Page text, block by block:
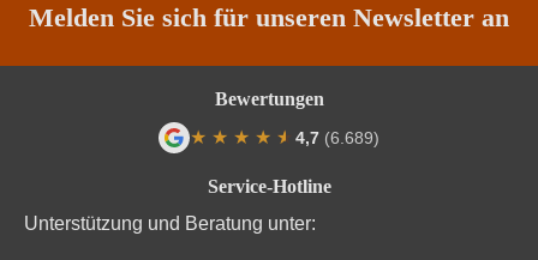
Melden Sie sich für unseren Newsletter an
Service-Hotline
Unterstützung und Beratung unter:
Bewertungen
★ ★ ★ ★ ★
★ 4,7 (6.689)